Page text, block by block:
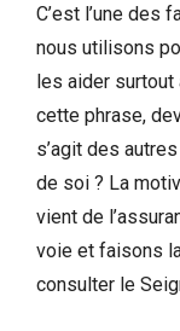
C’est l’une des
nous utilisons
les aider surtout
cette phrase,
s’agit des
de soi ? La
vient de
voie et faisons
consulter le